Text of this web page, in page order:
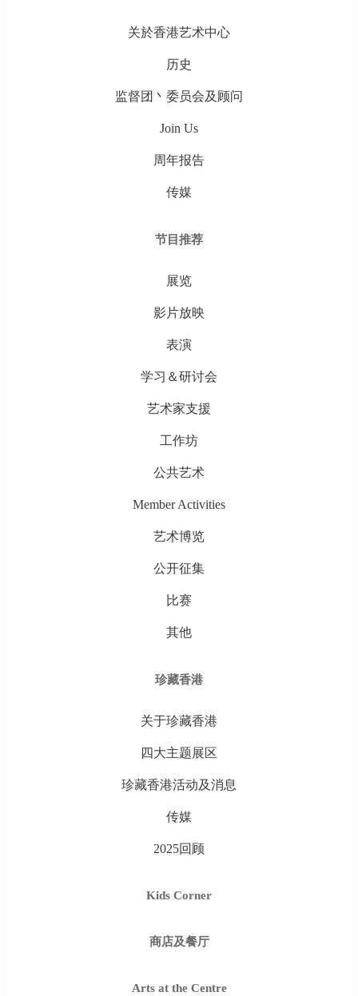
关於香港艺术中心
历史
监督团丶委员会及顾问
Join Us
周年报告
传媒
节目推荐
展览
影片放映
表演
学习＆研讨会
艺术家支援
工作坊
公共艺术
Member Activities
艺术博览
公开征集
比赛
其他
珍藏香港
关于珍藏香港
四大主题展区
珍藏香港活动及消息
传媒
2025回顾
Kids Corner
商店及餐厅
Arts at the Centre